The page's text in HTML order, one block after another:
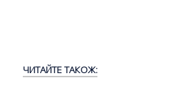
ЧИТАЙТЕ ТАКОЖ: